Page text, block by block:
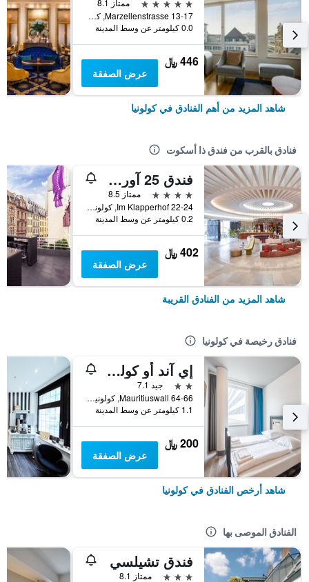
ممتاز 8.1
Marzellenstrasse 13-17, كولونيا, ولاية شمال الراين وستفاليا, ألمانيا
0.0 كيلومتر عن وسط المدينة
446 ﷼
عرض الصفقة
شاهد المزيد من أهم الفنادق في كولونيا
فنادق بالقرب من فندق ذا أسكوت
فندق 25 آورز ذا سيركل
4 نجوم
ممتاز 8.5
Im Klapperhof 22-24, كولونيا, ولاية شمال الراين وستفاليا, ألمانيا
0.2 كيلومتر عن وسط المدينة
402 ﷼
عرض الصفقة
شاهد المزيد من الفنادق القريبة
فنادق رخيصة في كولونيا
إي آند أو كولن نيوماركت
2 نجمتين
جيد 7.1
Mauritiuswall 64-66, كولونيا, ولاية شمال الراين وستفاليا, ألمانيا
1.1 كيلومتر عن وسط المدينة
200 ﷼
عرض الصفقة
شاهد أرخص الفنادق في كولونيا
الفنادق الموصى بها
فندق تشيلسي
3 نجوم
ممتاز 8.1